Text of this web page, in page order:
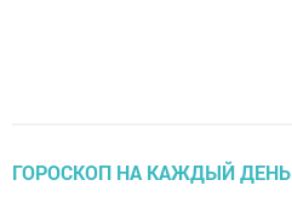
ГОРОСКОП НА КАЖДЫЙ ДЕНЬ